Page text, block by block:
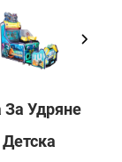
Удряне